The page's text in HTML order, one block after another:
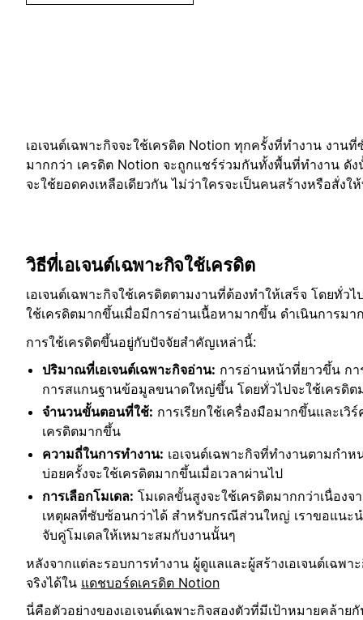
เอเจนต์เฉพาะกิจจะใช้เครดิต Notion ทุกครั้งที่ทำงาน งาน
มากกว่า เครดิต Notion จะถูกแชร์ร่วมกันทั้งพื้นที่ทำงาน ดัง
จะใช้ยอดคงเหลือเดียวกัน ไม่ว่าใครจะเป็นคนสร้างหรือสั่งใ
วิธีที่เอเจนต์เฉพาะกิจใช้เครดิต
เอเจนต์เฉพาะกิจใช้เครดิตตามงานที่ต้องทำให้เสร็จ โดยทั่วไ
ใช้เครดิตมากขึ้นเมื่อมีการอ่านเนื้อหามากขึ้น ดำเนินการม
การใช้เครดิตขึ้นอยู่กับปัจจัยสำคัญเหล่านี้:
ปริมาณที่เอเจนต์เฉพาะกิจอ่าน: การอ่านหน้าที่ยาวขึ้น ก
การสแกนฐานข้อมูลขนาดใหญ่ขึ้น โดยทั่วไปจะใช้เครดิต
จำนวนขั้นตอนที่ใช้: การเรียกใช้เครื่องมือมากขึ้นและเ
เครดิตมากขึ้น
ความถี่ในการทำงาน: เอเจนต์เฉพาะกิจที่ทำงานตามกำ
บ่อยครั้งจะใช้เครดิตมากขึ้นเมื่อเวลาผ่านไป
การเลือกโมเดล: โมเดลขั้นสูงจะใช้เครดิตมากกว่าเนื่อง
เหตุผลที่ซับซ้อนกว่าได้ สำหรับกรณีส่วนใหญ่ เราขอแนะ
จับคู่โมเดลให้เหมาะสมกับงานนั้นๆ
หลังจากแต่ละรอบการทำงาน ผู้ดูแลและผู้สร้างเอเจนต์เฉพา
จริงได้ใน แดชบอร์ดเครดิต Notion
นี่คือตัวอย่างของเอเจนต์เฉพาะกิจสองตัวที่มีเป้าหมายคล้าย